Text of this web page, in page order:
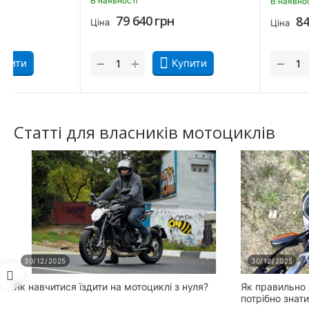
Чорно-зелений
грн
Купити
грн
Статті для власників мотоциклів
30/12/2025
Як навчитися їздити на мотоциклі з нуля?
30/12/2025
Як
потрібно